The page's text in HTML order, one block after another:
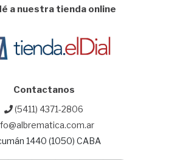
a nuestra tienda online
Contactanos
(5411) 4371-2806
1440 (1050) CABA